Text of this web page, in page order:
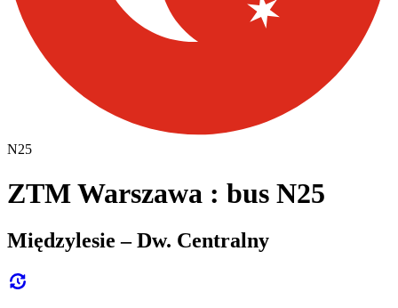
N25
ZTM Warszawa : bus N25
Międzylesie – Dw. Centralny